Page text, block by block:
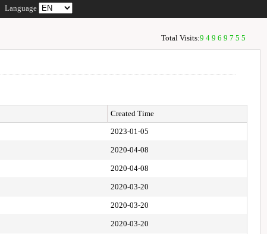
Language
Total Visits:94969755
Created Time
2023-01-05
2020-04-08
2020-04-08
2020-03-20
2020-03-20
2020-03-20